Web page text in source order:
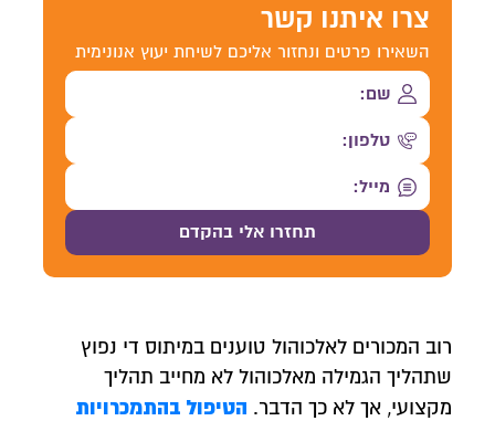
צרו איתנו קשר
השאירו פרטים ונחזור אליכם לשיחת יעוץ אנונימית
רוב המכורים לאלכוהול טוענים במיתוס די נפוץ
שתהליך הגמילה מאלכוהול לא מחייב תהליך
מקצועי, אך לא כך הדבר. הטיפול בהתמכרויות